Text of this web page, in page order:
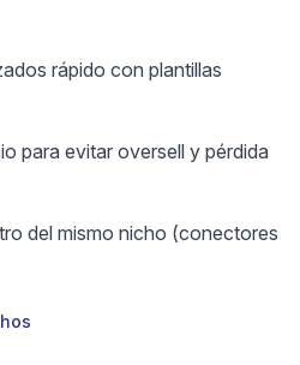
rápido con plantillas
para evitar oversell y pérdida
del mismo nicho (conectores